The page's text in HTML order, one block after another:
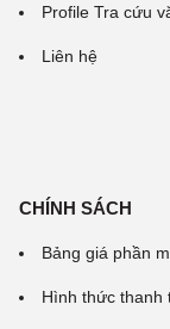
Profile Tra cứu
Liên hệ
CHÍNH SÁCH
Bảng giá phần
Hình thức thanh